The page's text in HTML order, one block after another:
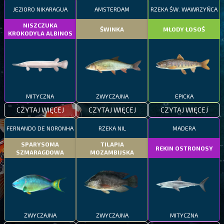
JEZIORO NIKARAGUA
NISZCZUKA
KROKODYLA ALBINOS
MITYCZNA
CZYTAJ WIĘCEJ
AMSTERDAM
ŚWINKA
ZWYCZAJNA
CZYTAJ WIĘCEJ
RZEKA ŚW. WAWRZYŃCA
MŁODY ŁOSOŚ
EPICKA
CZYTAJ WIĘCEJ
FERNANDO DE NORONHA
SPARYSOMA
SZMARAGDOWA
ZWYCZAJNA
RZEKA NIL
TILAPIA
MOZAMBIJSKA
ZWYCZAJNA
MADERA
REKIN OSTRONOSY
MITYCZNA